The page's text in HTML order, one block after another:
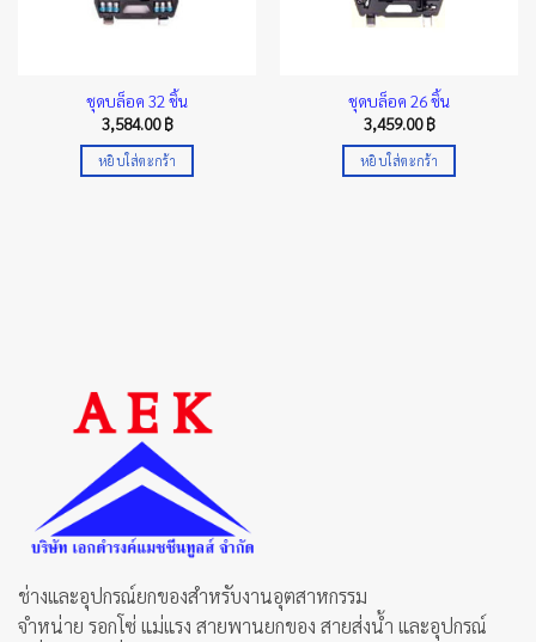
ชุดบล็อค 32 ชิ้น
3,584.00฿
หยิบใส่ตะกร้า
ชุดบล็อค 26 ชิ้น
3,459.00฿
หยิบใส่ตะกร้า
ช่างและอุปกรณ์ยกของสำหรับงานอุตสาหกรรม
จำหน่าย รอกโซ่ แม่แรง สายพานยกของ สายส่งน้ำ และอุปกรณ์